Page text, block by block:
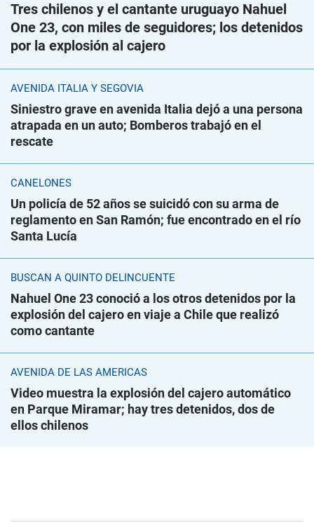
Tres chilenos y el cantante uruguayo Nahuel
One 23, con miles de seguidores; los detenidos
por la explosión al cajero
AVENIDA ITALIA Y SEGOVIA
Siniestro grave en avenida Italia dejó a una persona
atrapada en un auto; Bomberos trabajó en el
rescate
CANELONES
Un policía de 52 años se suicidó con su arma de
reglamento en San Ramón; fue encontrado en el río
Santa Lucía
BUSCAN A QUINTO DELINCUENTE
Nahuel One 23 conoció a los otros detenidos por la
explosión del cajero en viaje a Chile que realizó
como cantante
AVENIDA DE LAS AMÉRICAS
Video muestra la explosión del cajero automático
en Parque Miramar; hay tres detenidos, dos de
ellos chilenos